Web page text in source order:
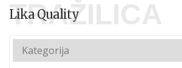
TRAŽILICA
Lika Quality